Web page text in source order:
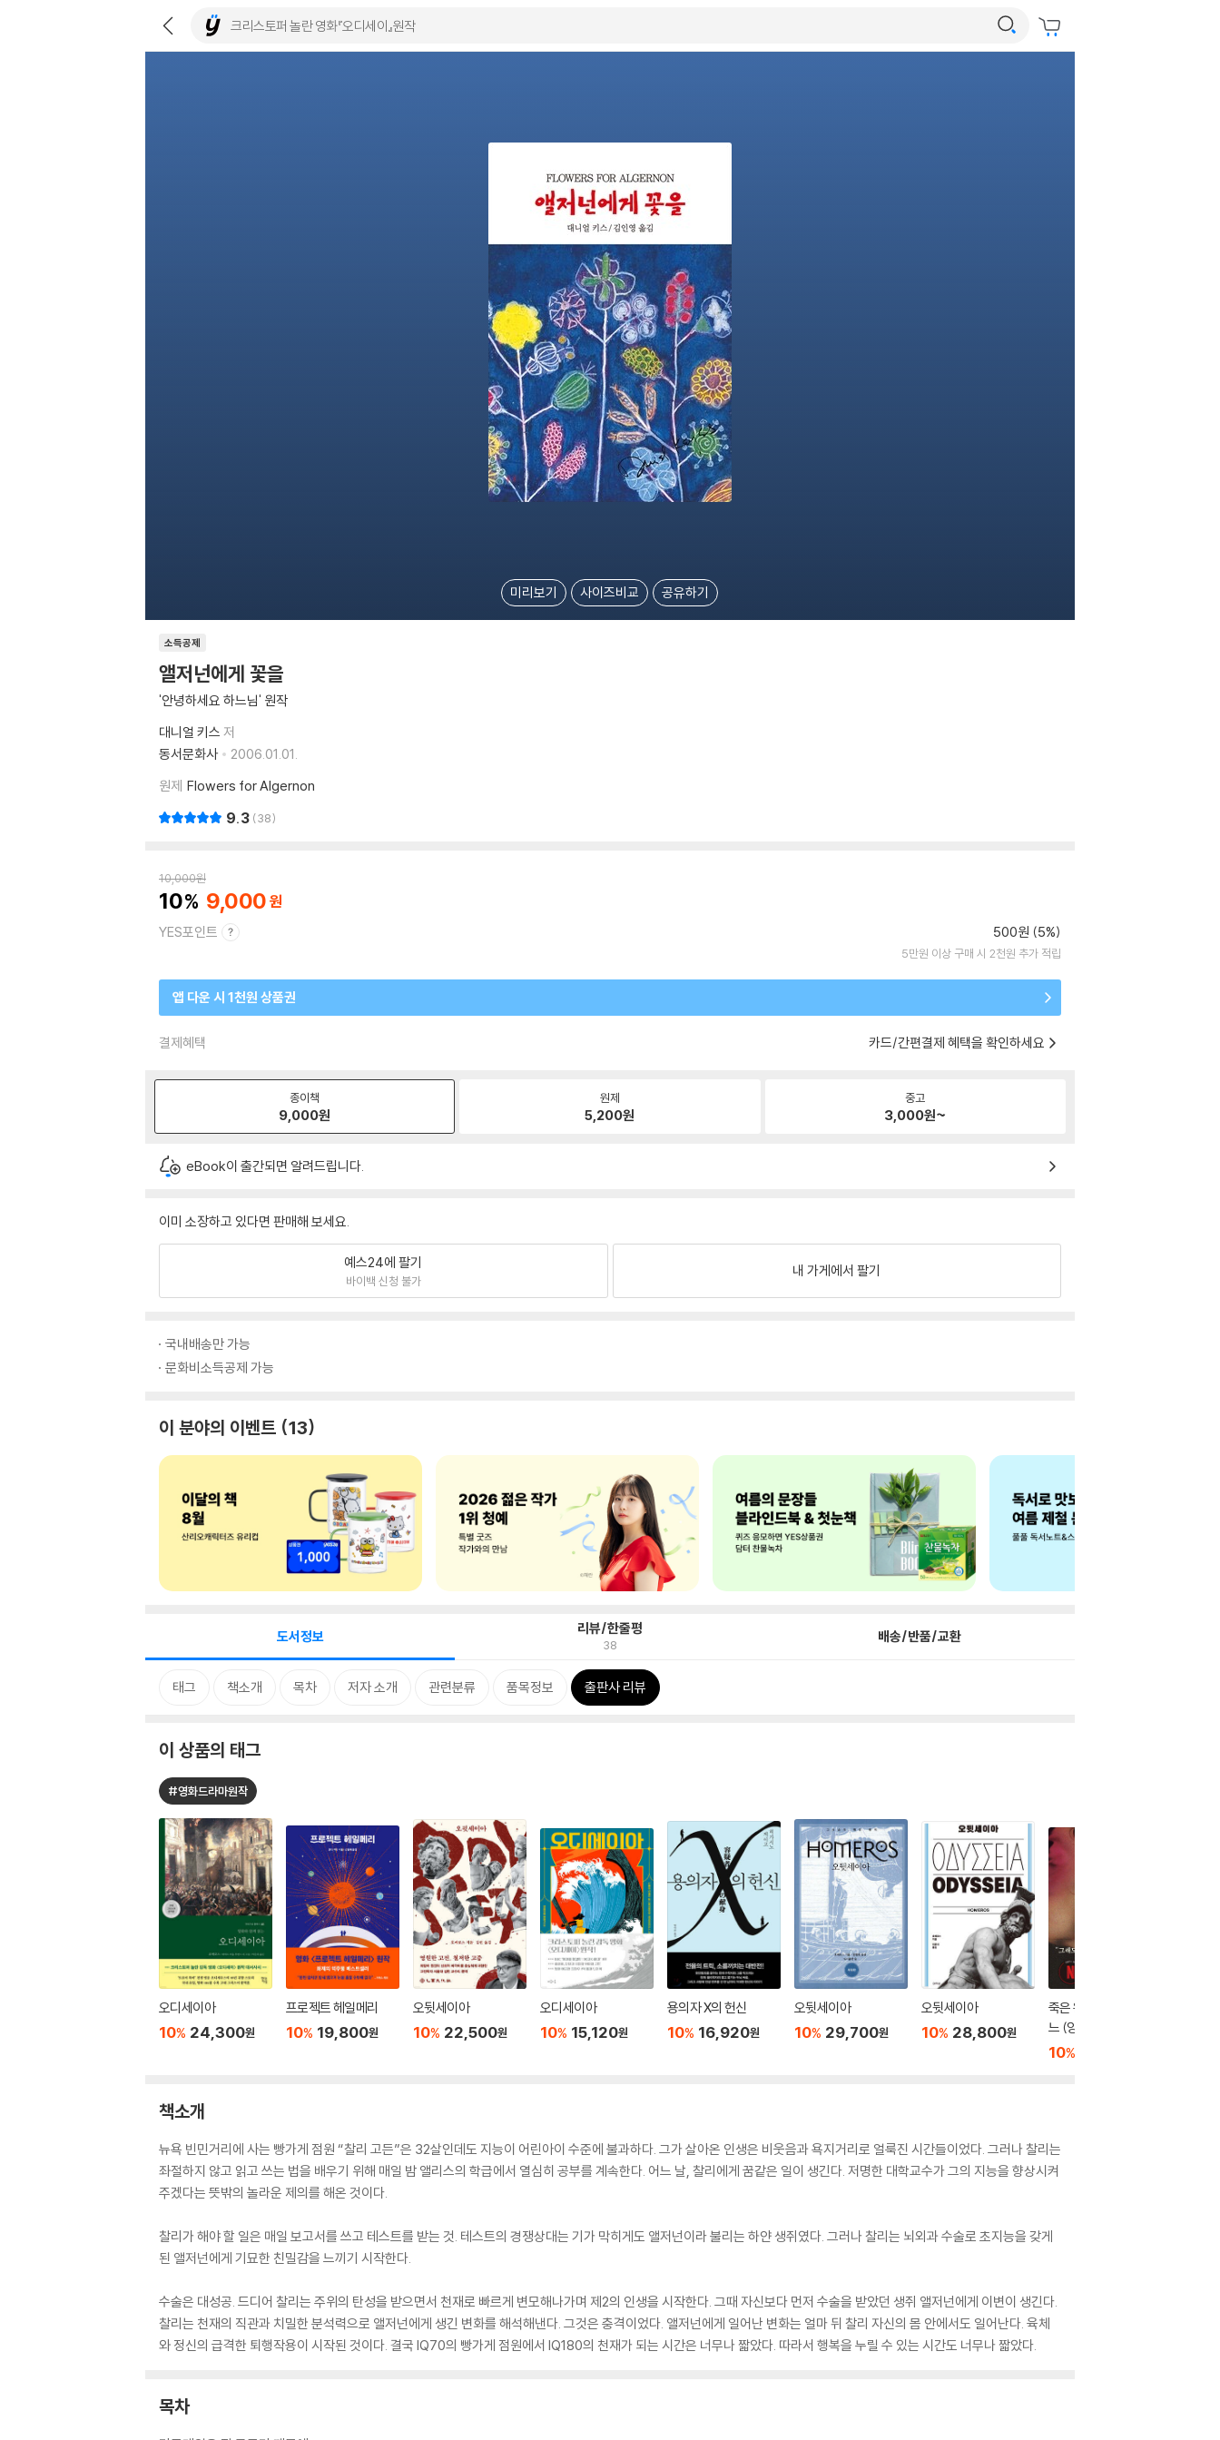
미리보기 사이즈비교 공유하기
소득공제
앨저넌에게 꽃을
'안녕하세요 하느님' 원작
대니얼 키스 저
동서문화사
2006.01.01.
원제 Flowers for Algernon
9.3 38
10,000원
10 9,000
YES포인트 500원 (5%)
5만원 이상 구매 시 2천원 추가 적립
앱 다운 시 1천원 상품권
결제혜택 카드/간편결제 혜택을 확인하세요
종이책
9,000원
원제
5,200원
중고
3,000원~
eBook이 출간되면 알려드립니다.
이미 소장하고 있다면 판매해 보세요.
예스24에 팔기
바이백 신청 불가
내 가게에서 팔기
국내배송만 가능
문화비소득공제 가능
이 분야의 이벤트 13
도서정보 리뷰/한줄평
38 배송/반품/교환
태그 책소개 목차 저자 소개 관련분류 품목정보 출판사 리뷰
이 상품의 태그
#영화드라마원작
오디세이아
10% 24,300원
프로젝트 헤일메리
10% 19,800원
오뒷세이아
10% 22,500원
오디세이아
10% 15,120원
용의자 X의 헌신
10% 16,920원
오뒷세이아
10% 29,700원
오뒷세이아
10% 28,800원
죽은 왕녀를 위한 파반
느 (양장 특별판)
10%
책소개
뉴욕 빈민거리에 사는 빵가게 점원 “찰리 고든”은 32살인데도 지능이 어린아이 수준에 불과하다. 그가 살아온 인생은 비웃음과 욕지거리로 얼룩진 시간들이었다. 그러나 찰리는
좌절하지 않고 읽고 쓰는 법을 배우기 위해 매일 밤 앨리스의 학급에서 열심히 공부를 계속한다. 어느 날, 찰리에게 꿈같은 일이 생긴다. 저명한 대학교수가 그의 지능을 향상시켜
주겠다는 뜻밖의 놀라운 제의를 해온 것이다.
찰리가 해야 할 일은 매일 보고서를 쓰고 테스트를 받는 것. 테스트의 경쟁상대는 기가 막히게도 앨저넌이라 불리는 하얀 생쥐였다. 그러나 찰리는 뇌외과 수술로 초지능을 갖게
된 앨저넌에게 기묘한 친밀감을 느끼기 시작한다.
수술은 대성공. 드디어 찰리는 주위의 탄성을 받으면서 천재로 빠르게 변모해나가며 제2의 인생을 시작한다. 그때 자신보다 먼저 수술을 받았던 생쥐 앨저넌에게 이변이 생긴다.
찰리는 천재의 직관과 치밀한 분석력으로 앨저넌에게 생긴 변화를 해석해낸다. 그것은 충격이었다. 앨저넌에게 일어난 변화는 얼마 뒤 찰리 자신의 몸 안에서도 일어난다. 육체
와 정신의 급격한 퇴행작용이 시작된 것이다. 결국 IQ70의 빵가게 점원에서 IQ180의 천재가 되는 시간은 너무나 짧았다. 따라서 행복을 누릴 수 있는 시간도 너무나 짧았다.
목차